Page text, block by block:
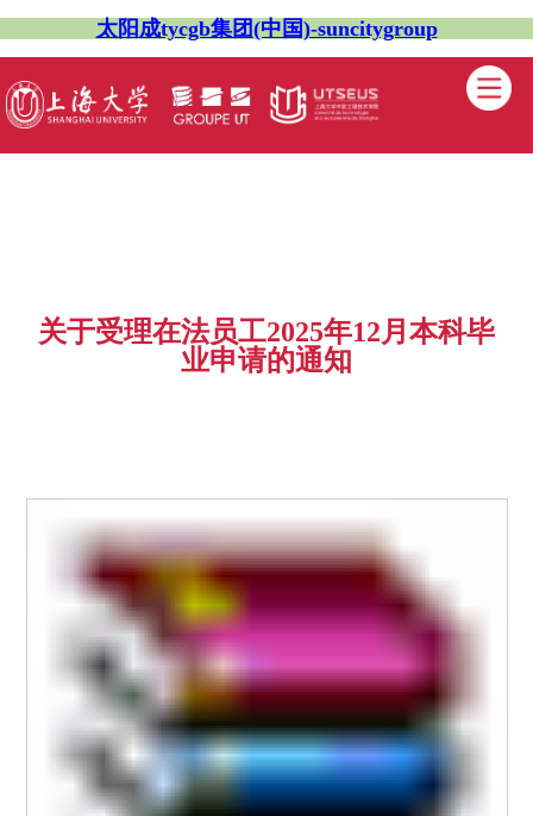
太阳成tycgb集团(中国)-suncitygroup
关于受理在法员工2025年12月本科毕
业申请的通知